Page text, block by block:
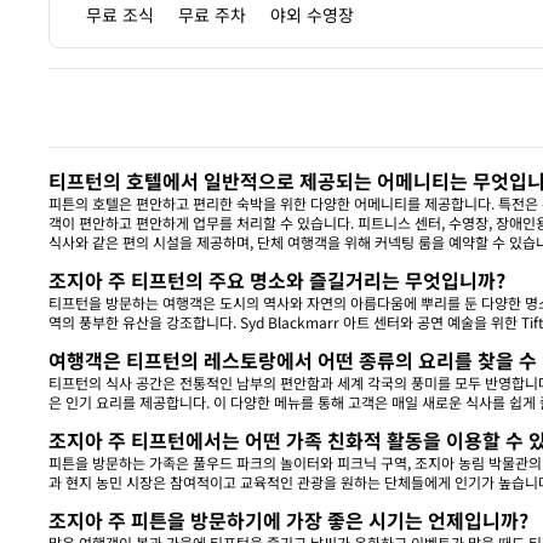
무료 조식 무료 주차 야외 수영장
티프턴의 호텔에서 일반적으로 제공되는 어메니티는 무엇입
피튼의 호텔은 편안하고 편리한 숙박을 위한 다양한 어메니티를 제공합니다. 특전
객이 편안하고 편안하게 업무를 처리할 수 있습니다. 피트니스 센터, 수영장, 장애
식사와 같은 편의 시설을 제공하며, 단체 여행객을 위해 커넥팅 룸을 예약할 수 있습
조지아 주 티프턴의 주요 명소와 즐길거리는 무엇입니까?
티프턴을 방문하는 여행객은 도시의 역사와 자연의 아름다움에 뿌리를 둔 다양한
역의 풍부한 유산을 강조합니다. Syd Blackmarr 아트 센터와 공연 예술을 위한
여행객은 티프턴의 레스토랑에서 어떤 종류의 요리를 찾을
티프턴의 식사 공간은 전통적인 남부의 편안함과 세계 각국의 풍미를 모두 반영합
은 인기 요리를 제공합니다. 이 다양한 메뉴를 통해 고객은 매일 새로운 식사를 쉽
조지아 주 티프턴에서는 어떤 가족 친화적 활동을 이용할 수
피튼을 방문하는 가족은 풀우드 파크의 놀이터와 피크닉 구역, 조지아 농림 박물
과 현지 농민 시장은 참여적이고 교육적인 관광을 원하는 단체들에게 인기가 높습니
조지아 주 피튼을 방문하기에 가장 좋은 시기는 언제입니까?